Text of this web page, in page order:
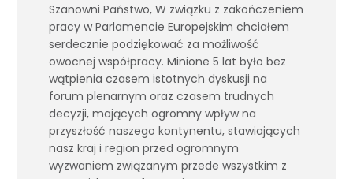
Szanowni Państwo, W związku z zakończeniem
pracy w Parlamencie Europejskim chciałem
serdecznie podziękować za możliwość
owocnej współpracy. Minione 5 lat było bez
wątpienia czasem istotnych dyskusji na
forum plenarnym oraz czasem trudnych
decyzji, mających ogromny wpływ na
przyszłość naszego kontynentu, stawiających
nasz kraj i region przed ogromnym
wyzwaniem związanym przede wszystkim z